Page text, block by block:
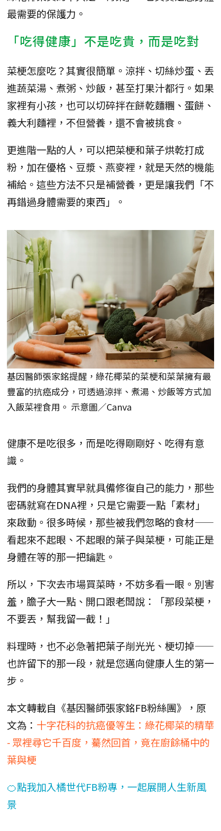
最需要的保護力。
「吃得健康」不是吃貴，而是吃對
菜梗怎麼吃？其實很簡單。涼拌、切絲炒蛋、丟
進蔬菜湯、煮粥、炒飯，甚至打果汁都行。如果
家裡有小孩，也可以切碎拌在餅乾麵糰、蛋餅、
義大利麵裡，不但營養，還不會被挑食。
更進階一點的人，可以把菜梗和葉子烘乾打成
粉，加在優格、豆漿、燕麥裡，就是天然的機能
補給。這些方法不只是補營養，更是讓我們「不
再錯過身體需要的東西」。
基因醫師張家銘提醒，綠花椰菜的菜梗和菜葉擁有最
豐富的抗癌成分，可透過涼拌、煮湯、炒飯等方式加
入飯菜裡食用。 示意圖／Canva
健康不是吃很多，而是吃得剛剛好、吃得有意
識。
我們的身體其實早就具備修復自己的能力，那些
密碼就寫在DNA裡，只是它需要一點「素材」
來啟動。很多時候，那些被我們忽略的食材——
看起來不起眼、不起眼的葉子與菜梗，可能正是
身體在等的那一把鑰匙。
所以，下次去市場買菜時，不妨多看一眼。別害
羞，膽子大一點、開口跟老闆說：「那段菜梗，
不要丟，幫我留一截！」
料理時，也不必急著把葉子削光光、梗切掉——
也許留下的那一段，就是您邁向健康人生的第一
步。
本文轉載自《基因醫師張家銘FB粉絲團》，原
文為： 十字花科的抗癌優等生：綠花椰菜的精華
- 眾裡尋它千百度，驀然回首，竟在廚餘桶中的
葉與梗
🍊點我加入橘世代FB粉專，一起展開人生新風
景